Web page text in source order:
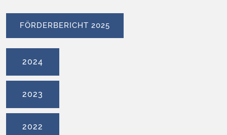
FÖRDERBERICHT 2025
2024
2023
2022